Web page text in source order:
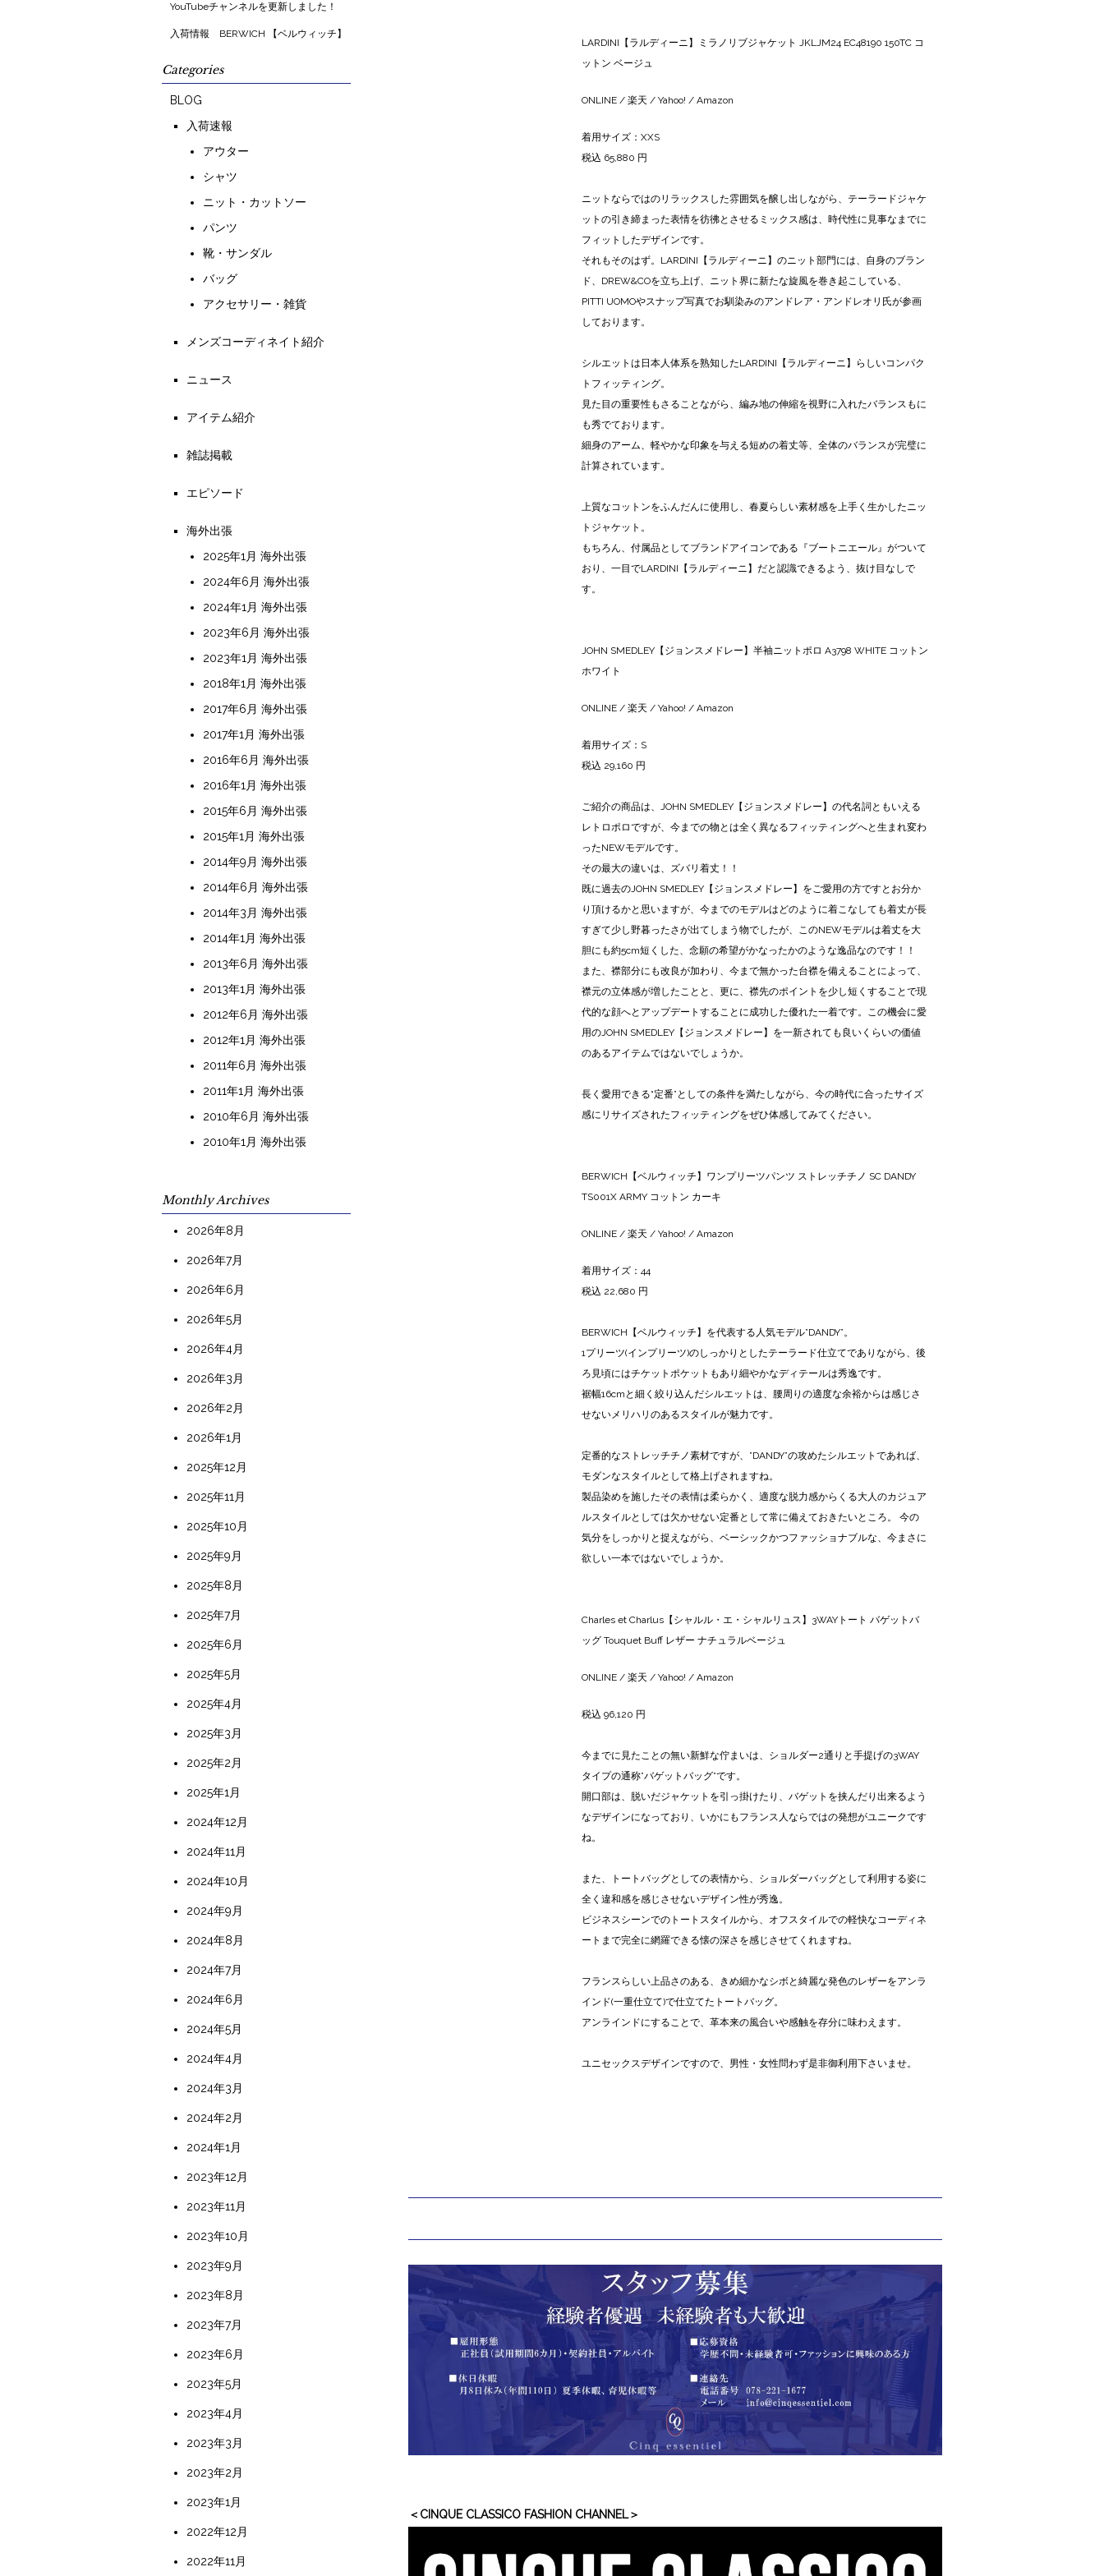
LARDINI【ラルディーニ】ミラノリブジャケット JKLJM24 EC48190 150TC コ
ットン ベージュ
ONLINE /楽天 /Yahoo! /Amazon
着用サイズ：XXS
税込 65,880 円
ニットならではのリラックスした雰囲気を醸し出しながら、テーラードジャケ
ットの引き締まった表情を彷彿とさせるミックス感は、時代性に見事なまでに
フィットしたデザインです。
それもそのはず。LARDINI【ラルディーニ】のニット部門には、自身のブラン
ド、DREW&COを立ち上げ、ニット界に新たな旋風を巻き起こしている、
PITTI UOMOやスナップ写真でお馴染みのアンドレア・アンドレオリ氏が参画
しております。
シルエットは日本人体系を熟知したLARDINI【ラルディーニ】らしいコンパク
トフィッティング。
見た目の重要性もさることながら、編み地の伸縮を視野に入れたバランスもに
も秀でております。
細身のアーム、軽やかな印象を与える短めの着丈等、全体のバランスが完璧に
計算されています。
上質なコットンをふんだんに使用し、春夏らしい素材感を上手く生かしたニッ
トジャケット。
もちろん、付属品としてブランドアイコンである『ブートニエール』がついて
おり、一目でLARDINI【ラルディーニ】だと認識できるよう、抜け目なしで
す。
JOHN SMEDLEY【ジョンスメドレー】半袖ニットポロ A3798 WHITE コットン
ホワイト
ONLINE/楽天/Yahoo! /Amazon
着用サイズ：S
税込 29,160 円
ご紹介の商品は、JOHN SMEDLEY【ジョンスメドレー】の代名詞ともいえる
レトロポロですが、今までの物とは全く異なるフィッティングへと生まれ変わ
ったNEWモデルです。
その最大の違いは、ズバリ着丈！！
既に過去のJOHN SMEDLEY【ジョンスメドレー】をご愛用の方ですとお分か
り頂けるかと思いますが、今までのモデルはどのように着こなしても着丈が長
すぎて少し野暮ったさが出てしまう物でしたが、このNEWモデルは着丈を大
胆にも約5cm短くした、念願の希望がかなったかのような逸品なのです！！
また、襟部分にも改良が加わり、今まで無かった台襟を備えることによって、
襟元の立体感が増したことと、更に、襟先のポイントを少し短くすることで現
代的な顔へとアップデートすることに成功した優れた一着です。この機会に愛
用のJOHN SMEDLEY【ジョンスメドレー】を一新されても良いくらいの価値
のあるアイテムではないでしょうか。
長く愛用できる“定番”としての条件を満たしながら、今の時代に合ったサイズ
感にリサイズされたフィッティングをぜひ体感してみてください。
BERWICH【ベルウィッチ】ワンプリーツパンツ ストレッチチノ SC DANDY
TS001X ARMY コットン カーキ
ONLINE /楽天 /Yahoo! /Amazon
着用サイズ：44
税込 22,680 円
BERWICH【ベルウィッチ】を代表する人気モデル”DANDY”。
1プリーツ(インプリーツ)のしっかりとしたテーラード仕立てでありながら、後
ろ見頃にはチケットポケットもあり細やかなディテールは秀逸です。
裾幅16cmと細く絞り込んだシルエットは、腰周りの適度な余裕からは感じさ
せないメリハリのあるスタイルが魅力です。
定番的なストレッチチノ素材ですが、”DANDY”の攻めたシルエットであれば、
モダンなスタイルとして格上げされますね。
製品染めを施したその表情は柔らかく、適度な脱力感からくる大人のカジュア
ルスタイルとしては欠かせない定番として常に備えておきたいところ。 今の
気分をしっかりと捉えながら、ベーシックかつファッショナブルな、今まさに
欲しい一本ではないでしょうか。
Charles et Charlus【シャルル・エ・シャルリュス】3WAYトート バゲットバ
ッグ Touquet Buff レザー ナチュラルベージュ
ONLINE/楽天/Yahoo! /Amazon
税込 96,120 円
今までに見たことの無い新鮮な佇まいは、ショルダー2通りと手提げの3WAY
タイプの通称”バゲットバッグ”です。
開口部は、脱いだジャケットを引っ掛けたり、バゲットを挟んだり出来るよう
なデザインになっており、いかにもフランス人ならではの発想がユニークです
ね。
また、トートバッグとしての表情から、ショルダーバッグとして利用する姿に
全く違和感を感じさせないデザイン性が秀逸。
ビジネスシーンでのトートスタイルから、オフスタイルでの軽快なコーディネ
ートまで完全に網羅できる懐の深さを感じさせてくれますね。
フランスらしい上品さのある、きめ細かなシボと綺麗な発色のレザーをアンラ
インド(一重仕立て)で仕立てたトートバッグ。
アンラインドにすることで、革本来の風合いや感触を存分に味わえます。
ユニセックスデザインですので、男性・女性問わず是非御利用下さいませ。
＜CINQUE CLASSICO FASHION CHANNEL＞
YouTubeチャンネルを更新しました！
入荷情報 BERWICH 【ベルウィッチ】
Categories
BLOG
入荷速報
アウター
シャツ
ニット・カットソー
パンツ
靴・サンダル
バッグ
アクセサリー・雑貨
メンズコーディネイト紹介
ニュース
アイテム紹介
雑誌掲載
エピソード
海外出張
2025年1月 海外出張
2024年6月 海外出張
2024年1月 海外出張
2023年6月 海外出張
2023年1月 海外出張
2018年1月 海外出張
2017年6月 海外出張
2017年1月 海外出張
2016年6月 海外出張
2016年1月 海外出張
2015年6月 海外出張
2015年1月 海外出張
2014年9月 海外出張
2014年6月 海外出張
2014年3月 海外出張
2014年1月 海外出張
2013年6月 海外出張
2013年1月 海外出張
2012年6月 海外出張
2012年1月 海外出張
2011年6月 海外出張
2011年1月 海外出張
2010年6月 海外出張
2010年1月 海外出張
Monthly Archives
2026年8月
2026年7月
2026年6月
2026年5月
2026年4月
2026年3月
2026年2月
2026年1月
2025年12月
2025年11月
2025年10月
2025年9月
2025年8月
2025年7月
2025年6月
2025年5月
2025年4月
2025年3月
2025年2月
2025年1月
2024年12月
2024年11月
2024年10月
2024年9月
2024年8月
2024年7月
2024年6月
2024年5月
2024年4月
2024年3月
2024年2月
2024年1月
2023年12月
2023年11月
2023年10月
2023年9月
2023年8月
2023年7月
2023年6月
2023年5月
2023年4月
2023年3月
2023年2月
2023年1月
2022年12月
2022年11月